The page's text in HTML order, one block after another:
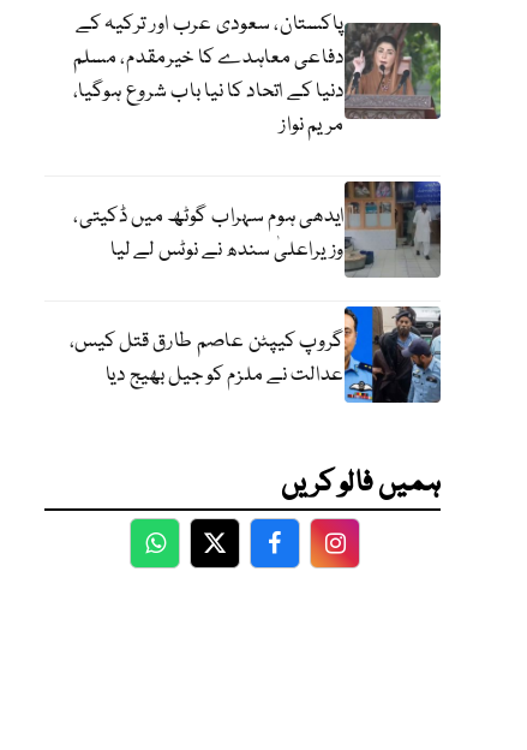
پاکستان، سعودی عرب اور ترکیہ کے
دفاعی معاہدے کا خیرمقدم، مسلم
دنیا کے اتحاد کا نیا باب شروع ہوگیا،
مریم نواز
ایدھی ہوم سہراب گوٹھ میں ڈکیتی،
وزیراعلیٰ سندھ نے نوٹس لے لیا
گروپ کیپٹن عاصم طارق قتل کیس،
عدالت نے ملزم کو جیل بھیج دیا
ہمیں فالو کریں
WhatsApp
TwitterFacebookFacebook